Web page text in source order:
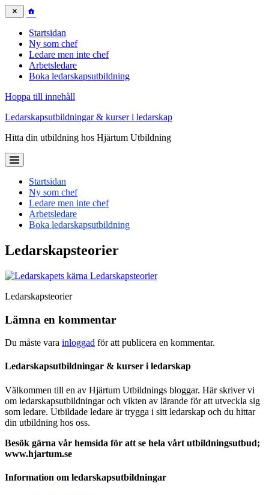
Startsidan
Ny som chef
Ledare men inte chef
Arbetsledare
Boka ledarskapsutbildning
Hoppa till innehåll
Ledarskapsutbildningar & kurser i ledarskap
Hitta din utbildning hos Hjärtum Utbildning
Startsidan
Ny som chef
Ledare men inte chef
Arbetsledare
Boka ledarskapsutbildning
Ledarskapsteorier
Ledarskapsteorier
Lämna en kommentar
Du måste vara inloggad för att publicera en kommentar.
Ledarskapsutbildningar & kurser i ledarskap
Välkommen till en av Hjärtum Utbildnings bloggar. Här skriver vi
om ledarskapsutbildningar och vikten av lärande för att utveckla sig
som ledare. Utbildade ledare är trygga i sitt ledarskap och du hittar
din utbildning hos oss.
Besök gärna vår hemsida för att se hela vårt utbildningsutbud;
www.hjartum.se
Information om ledarskapsutbildningar